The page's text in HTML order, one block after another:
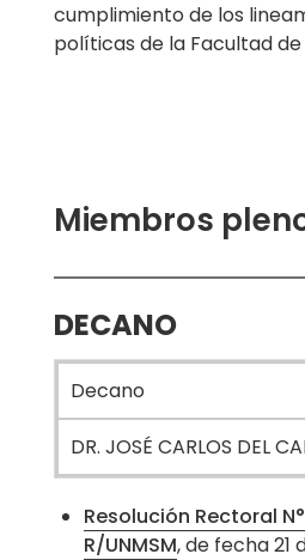
cumplimiento de los
políticas de la Facultad de
Miembros
DECANO
Decano
DR. JOSÉ CARLOS DEL
Resolución Rectoral
R/UNMSM, de fecha 21